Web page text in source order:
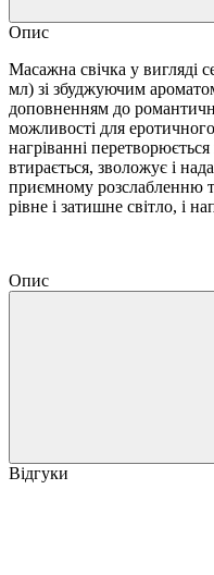
Опис
Масажна свічка у вигляді
мл) зі збуджуючим
доповненням до
можливості для
нагріванні
втирається, зволожує і
приємному розслабленню
рівне і затишне світло, і
Опис
Відгуки